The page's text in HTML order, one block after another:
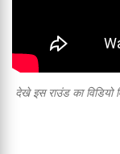
देखे इस राउंड का विडियो